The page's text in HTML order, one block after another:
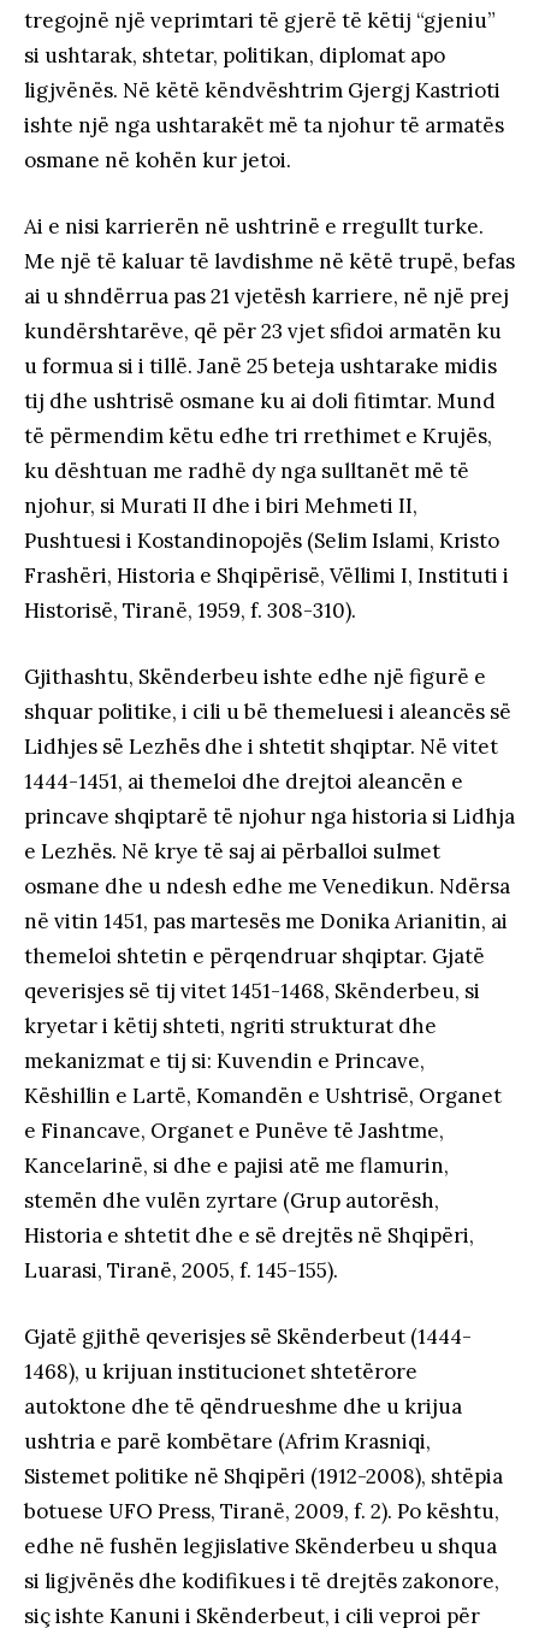
tregojnë një veprimtari të gjerë të këtij “gjeniu”
si ushtarak, shtetar, politikan, diplomat apo
ligjvënës. Në këtë këndvështrim Gjergj Kastrioti
ishte një nga ushtarakët më ta njohur të armatës
osmane në kohën kur jetoi.
Ai e nisi karrierën në ushtrinë e rregullt turke.
Me një të kaluar të lavdishme në këtë trupë, befas
ai u shndërrua pas 21 vjetësh karriere, në një prej
kundërshtarëve, që për 23 vjet sfidoi armatën ku
u formua si i tillë. Janë 25 beteja ushtarake midis
tij dhe ushtrisë osmane ku ai doli fitimtar. Mund
të përmendim këtu edhe tri rrethimet e Krujës,
ku dështuan me radhë dy nga sulltanët më të
njohur, si Murati II dhe i biri Mehmeti II,
Pushtuesi i Kostandinopojës (Selim Islami, Kristo
Frashëri, Historia e Shqipërisë, Vëllimi I, Instituti i
Historisë, Tiranë, 1959, f. 308-310).
Gjithashtu, Skënderbeu ishte edhe një figurë e
shquar politike, i cili u bë themeluesi i aleancës së
Lidhjes së Lezhës dhe i shtetit shqiptar. Në vitet
1444-1451, ai themeloi dhe drejtoi aleancën e
princave shqiptarë të njohur nga historia si Lidhja
e Lezhës. Në krye të saj ai përballoi sulmet
osmane dhe u ndesh edhe me Venedikun. Ndërsa
në vitin 1451, pas martesës me Donika Arianitin, ai
themeloi shtetin e përqendruar shqiptar. Gjatë
qeverisjes së tij vitet 1451-1468, Skënderbeu, si
kryetar i këtij shteti, ngriti strukturat dhe
mekanizmat e tij si: Kuvendin e Princave,
Këshillin e Lartë, Komandën e Ushtrisë, Organet
e Financave, Organet e Punëve të Jashtme,
Kancelarinë, si dhe e pajisi atë me flamurin,
stemën dhe vulën zyrtare (Grup autorësh,
Historia e shtetit dhe e së drejtës në Shqipëri,
Luarasi, Tiranë, 2005, f. 145-155).
Gjatë gjithë qeverisjes së Skënderbeut (1444-
1468), u krijuan institucionet shtetërore
autoktone dhe të qëndrueshme dhe u krijua
ushtria e parë kombëtare (Afrim Krasniqi,
Sistemet politike në Shqipëri (1912-2008), shtëpia
botuese UFO Press, Tiranë, 2009, f. 2). Po kështu,
edhe në fushën legjislative Skënderbeu u shqua
si ligjvënës dhe kodifikues i të drejtës zakonore,
siç ishte Kanuni i Skënderbeut, i cili veproi për